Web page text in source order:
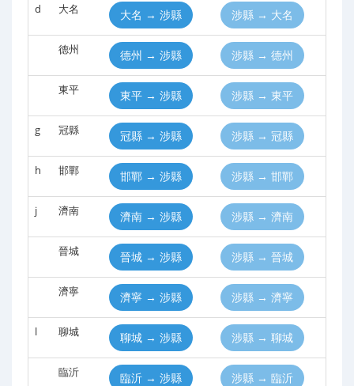
d 大名 大名 → 涉縣 涉縣 → 大名
德州 德州 → 涉縣 涉縣 → 德州
東平 東平 → 涉縣 涉縣 → 東平
g 冠縣 冠縣 → 涉縣 涉縣 → 冠縣
h 邯鄲 邯鄲 → 涉縣 涉縣 → 邯鄲
j 濟南 濟南 → 涉縣 涉縣 → 濟南
晉城 晉城 → 涉縣 涉縣 → 晉城
濟寧 濟寧 → 涉縣 涉縣 → 濟寧
l 聊城 聊城 → 涉縣 涉縣 → 聊城
臨沂 臨沂 → 涉縣 涉縣 → 臨沂